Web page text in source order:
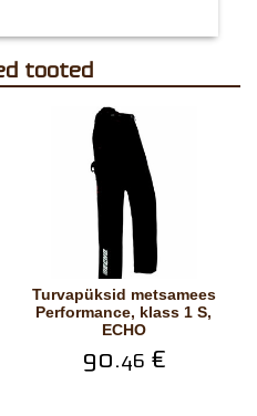
tooted
Turvapüksid metsamees
Performance, klass 1 S,
ECHO
90.46 €